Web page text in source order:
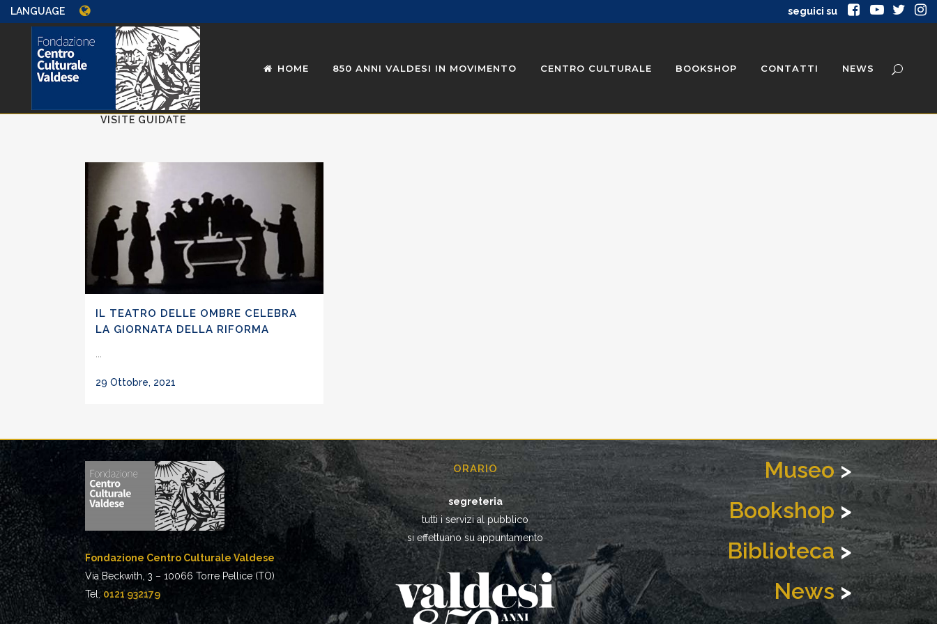
LANGUAGE seguici su
HOME 850 ANNI VALDESI IN MOVIMENTO CENTRO CULTURALE BOOKSHOP CONTATTI NEWS
ALL INCONTRI
VISITE GUIDATE
IL TEATRO DELLE OMBRE CELEBRA
LA GIORNATA DELLA RIFORMA
...
29 Ottobre, 2021
Fondazione Centro Culturale Valdese
Via Beckwith, 3 – 10066 Torre Pellice (TO)
Tel.0121 932179
ORARIO
segreteria
tutti i servizi al pubblico
si effettuano su appuntamento
Museo >
Bookshop >
Biblioteca >
News >